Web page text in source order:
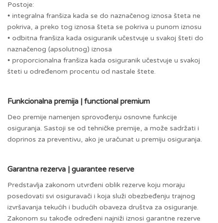
Postoje:
• integralna franšiza kada se do naznačenog iznosa šteta ne
pokriva, a preko tog iznosa šteta se pokriva u punom iznosu
• odbitna franšiza kada osiguranik učestvuje u svakoj šteti do
naznačenog (apsolutnog) iznosa
• proporcionalna franšiza kada osiguranik učestvuje u svakoj
šteti u određenom procentu od nastale štete.
Funkcionalna premija | functional premium
Deo premije namenjen sprovođenju osnovne funkcije
osiguranja. Sastoji se od tehničke premije, a može sadržati i
doprinos za preventivu, ako je uračunat u premiju osiguranja.
Garantna rezerva | guarantee reserve
Predstavlja zakonom utvrđeni oblik rezerve koju moraju
posedovati svi osiguravači i koja služi obezbeđenju trajnog
izvršavanja tekućih i budućih obaveza društva za osiguranje.
Zakonom su takođe određeni najniži iznosi garantne rezerve